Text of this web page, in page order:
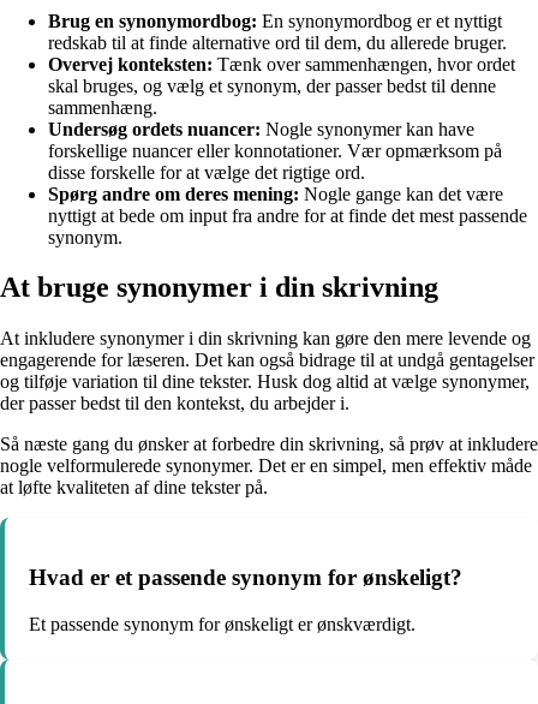
Brug en synonymordbog: En synonymordbog er et nyttigt
redskab til at finde alternative ord til dem, du allerede bruger.
Overvej konteksten: Tænk over sammenhængen, hvor ordet
skal bruges, og vælg et synonym, der passer bedst til denne
sammenhæng.
Undersøg ordets nuancer: Nogle synonymer kan have
forskellige nuancer eller konnotationer. Vær opmærksom på
disse forskelle for at vælge det rigtige ord.
Spørg andre om deres mening: Nogle gange kan det være
nyttigt at bede om input fra andre for at finde det mest passende
synonym.
At bruge synonymer i din skrivning
At inkludere synonymer i din skrivning kan gøre den mere levende og
engagerende for læseren. Det kan også bidrage til at undgå gentagelser
og tilføje variation til dine tekster. Husk dog altid at vælge synonymer,
der passer bedst til den kontekst, du arbejder i.
Så næste gang du ønsker at forbedre din skrivning, så prøv at inkludere
nogle velformulerede synonymer. Det er en simpel, men effektiv måde
at løfte kvaliteten af dine tekster på.
Hvad er et passende synonym for ønskeligt?
Et passende synonym for ønskeligt er ønskværdigt.